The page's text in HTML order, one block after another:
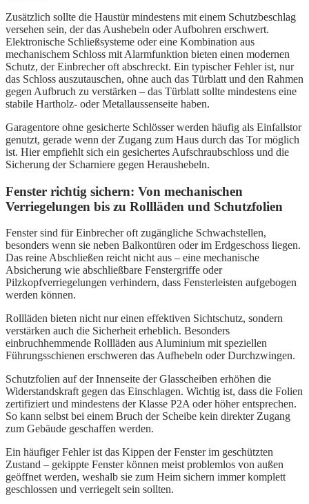
Zusätzlich sollte die Haustür mindestens mit einem Schutzbeschlag
versehen sein, der das Aushebeln oder Aufbohren erschwert.
Elektronische Schließsysteme oder eine Kombination aus
mechanischem Schloss mit Alarmfunktion bieten einen modernen
Schutz, der Einbrecher oft abschreckt. Ein typischer Fehler ist, nur
das Schloss auszutauschen, ohne auch das Türblatt und den Rahmen
gegen Aufbruch zu verstärken – das Türblatt sollte mindestens eine
stabile Hartholz- oder Metallaussenseite haben.
Garagentore ohne gesicherte Schlösser werden häufig als Einfallstor
genutzt, gerade wenn der Zugang zum Haus durch das Tor möglich
ist. Hier empfiehlt sich ein gesichertes Aufschraubschloss und die
Sicherung der Scharniere gegen Heraushebeln.
Fenster richtig sichern: Von mechanischen
Verriegelungen bis zu Rollläden und Schutzfolien
Fenster sind für Einbrecher oft zugängliche Schwachstellen,
besonders wenn sie neben Balkontüren oder im Erdgeschoss liegen.
Das reine Abschließen reicht nicht aus – eine mechanische
Absicherung wie abschließbare Fenstergriffe oder
Pilzkopfverriegelungen verhindern, dass Fensterleisten aufgebogen
werden können.
Rollläden bieten nicht nur einen effektiven Sichtschutz, sondern
verstärken auch die Sicherheit erheblich. Besonders
einbruchhemmende Rollläden aus Aluminium mit speziellen
Führungsschienen erschweren das Aufhebeln oder Durchzwingen.
Schutzfolien auf der Innenseite der Glasscheiben erhöhen die
Widerstandskraft gegen das Einschlagen. Wichtig ist, dass die Folien
zertifiziert und mindestens der Klasse P2A oder höher entsprechen.
So kann selbst bei einem Bruch der Scheibe kein direkter Zugang
zum Gebäude geschaffen werden.
Ein häufiger Fehler ist das Kippen der Fenster im geschützten
Zustand – gekippte Fenster können meist problemlos von außen
geöffnet werden, weshalb sie zum Heim sichern immer komplett
geschlossen und verriegelt sein sollten.